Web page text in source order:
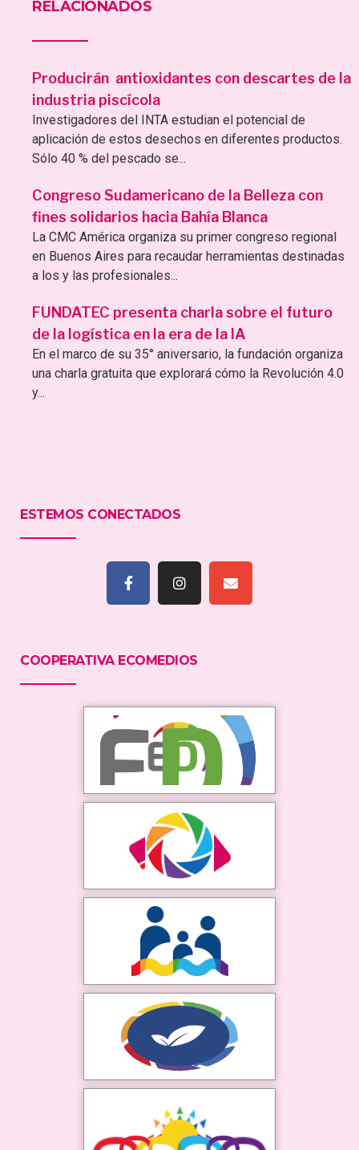
RELACIONADOS
Producirán antioxidantes con descartes de la
industria piscícola
Investigadores del INTA estudian el potencial de
aplicación de estos desechos en diferentes productos.
Sólo 40 % del pescado se...
Congreso Sudamericano de la Belleza con
fines solidarios hacia Bahía Blanca
La CMC América organiza su primer congreso regional
en Buenos Aires para recaudar herramientas destinadas
a los y las profesionales...
FUNDATEC presenta charla sobre el futuro
de la logística en la era de la IA
En el marco de su 35° aniversario, la fundación organiza
una charla gratuita que explorará cómo la Revolución 4.0
y...
ESTEMOS CONECTADOS
COOPERATIVA ECOMEDIOS